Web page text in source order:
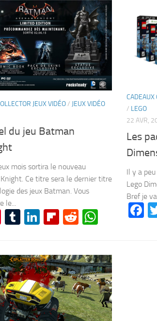
JEUX VIDÉO/ JEUX VIDÉO
du jeu Batman
mois sortira le nouveau
Ce titre sera le dernier titre
des jeux Batman. Vous
le...
Pinterest
TumblrLinkedIn
Flipboard
Reddit
CADEAUX
/ LEGO
22 AVR,
Les
Il y a
Lego
Bref je